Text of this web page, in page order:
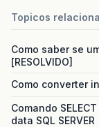
Topicos
Como saber se
[RESOLVIDO]
Como converter
Comando
data SQL SERVER